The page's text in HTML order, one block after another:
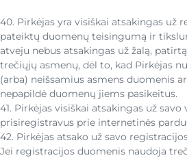
40. Pirkėjas yra visiškai atsakingas už
pateiktų duomenų teisingumą ir
atveju nebus atsakingas už žalą,
trečiųjų asmenų, dėl to, kad Pirkėjas
(arba) neišsamius asmens duomenis
nepapildė duomenų jiems pasikeitus.
41. Pirkėjas visiškai atsakingas už
prisiregistravus prie internetinės
42. Pirkėjas atsako už savo
Jei registracijos duomenis naudoja